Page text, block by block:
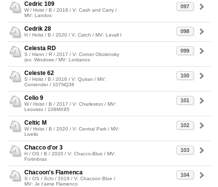
097
Cedric 109
W / Holst / B / 2018 / V: Cash and Carry /
MV: Landos
098
Cedrik 28
H / Holst / B / 2020 / V: Catch / MV: Lavall I
099
Celesta RD
S / Hann / R / 2017 / V: Cornet Obolensky
(ex: Windows / MV: Lordanos
100
Celeste 62
S / Holst / B / 2016 / V: Quiran / MV:
Contender / 107NQ36
101
Celio 9
W / Holst / B / 2017 / V: Charleston / MV:
Leovisto / 108MX85
102
Celtic M
W / Holst / B / 2020 / V: Central Park / MV:
Livello
103
Chacco d'or 3
H / OS / B / 2020 / V: Chacco-Blue / MV:
Fortinbras
104
Chacoon's Flamenca
S / OS / Schi / 2019 / V: Chacoon Blue /
MV: Je t'aime Flamenco